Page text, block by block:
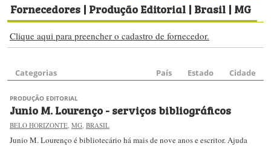
Fornecedores | Produção Editorial | Brasil | MG
Clique aqui para preencher o cadastro de fornecedor.
Categorias País Estado Cidade
PRODUÇÃO EDITORIAL
Junio M. Lourenço - serviços bibliográficos
BELO HORIZONTE, MG, BRASIL
Junio M. Lourenço é bibliotecário há mais de nove anos e escritor. Ajuda